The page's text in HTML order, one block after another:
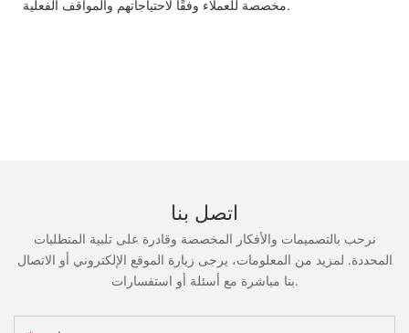
مخصصة للعملاء وفقًا لاحتياجاتهم والمواقف الفعلية.
اتصل بنا
نرحب بالتصميمات والأفكار المخصصة وقادرة على تلبية المتطلبات
المحددة. لمزيد من المعلومات، يرجى زيارة الموقع الإلكتروني أو الاتصال
بنا مباشرة مع أسئلة أو استفسارات.